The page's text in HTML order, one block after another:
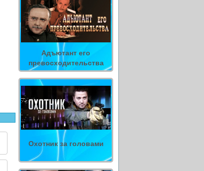
Адъютант его
превосходительства
Охотник за головами